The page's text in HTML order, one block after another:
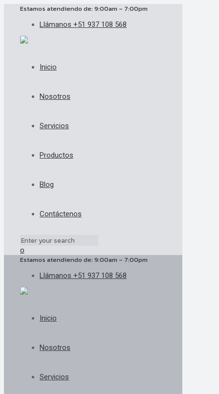
Estamos atendiendo de: 9:00am – 7:00pm
Llámanos +51 937 108 568
Inicio
Nosotros
Servicios
Productos
Blog
Contáctenos
0
Estamos atendiendo de: 9:00am – 7:00pm
Llámanos +51 937 108 568
Inicio
Nosotros
Servicios